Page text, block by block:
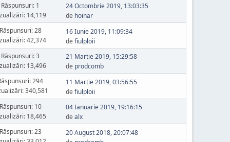
Răspunsuri: 1
14,119
24 Octombrie 2019, 13:03:35
de hoinar
Răspunsuri: 28
42,374
16 Iunie 2019, 11:09:34
de fiulploii
Răspunsuri: 3
13,496
21 Martie 2019, 15:29:58
de prodcomb
294
340,581
11 Martie 2019, 03:56:55
de fiulploii
Răspunsuri: 10
18,465
04 Ianuarie 2019, 19:16:15
de alx
Răspunsuri: 23
20 August 2018, 20:07:48